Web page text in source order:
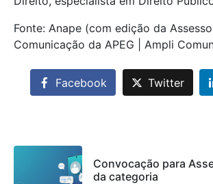
Fonte: Anape (com edição da
Comunicação da APEG | Ampli
Facebook Twitter
Convocação para
da categoria